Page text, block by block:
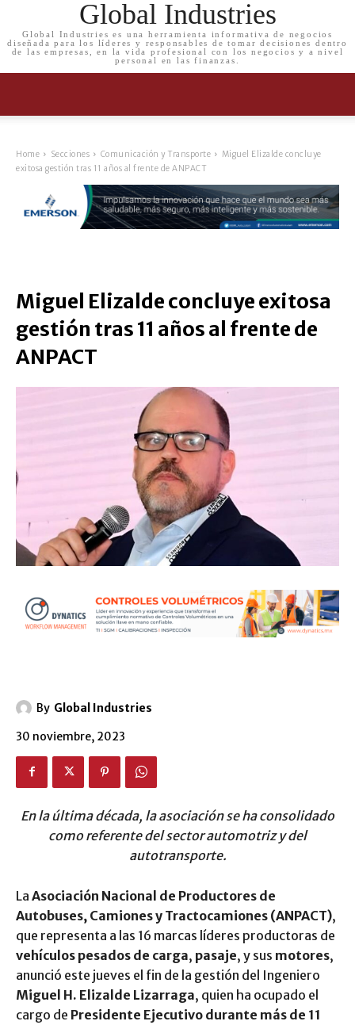
Global Industries
Global Industries es una herramienta informativa de negocios
diseñada para los líderes y responsables de tomar decisiones dentro
de las empresas, en la vida profesional con los negocios y a nivel
personal en las finanzas.
Home Secciones Comunicación y Transporte
Miguel Elizalde concluye
exitosa gestión tras 11 años al frente de ANPACT
Miguel Elizalde concluye exitosa
gestión tras 11 años al frente de
ANPACT
By Global Industries
30 noviembre, 2023
En la última década, la asociación se ha consolidado
como referente del sector automotriz y del
autotransporte.
La Asociación Nacional de Productores de
Autobuses, Camiones y Tractocamiones (ANPACT),
que representa a las 16 marcas líderes productoras de
vehículos pesados de carga, pasaje, y sus motores,
anunció este jueves el fin de la gestión del Ingeniero
Miguel H. Elizalde Lizarraga, quien ha ocupado el
cargo de Presidente Ejecutivo durante más de 11